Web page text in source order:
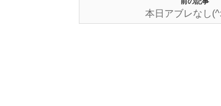
本日アブレなし